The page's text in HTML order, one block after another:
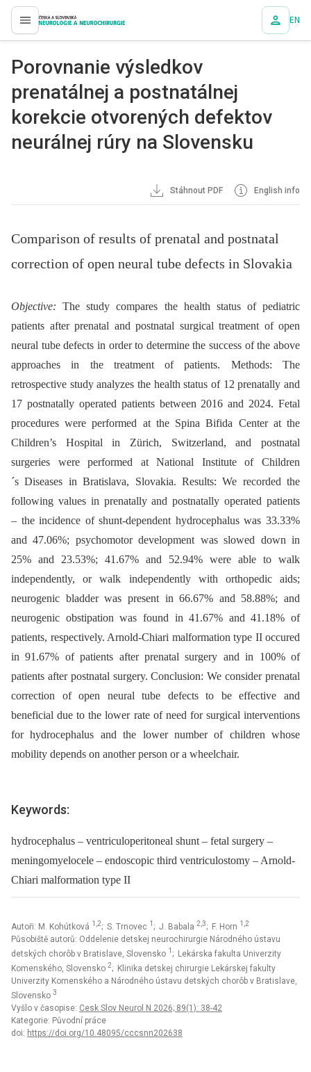
proLékaře.cz EN
Porovnanie výsledkov
prenatálnej a postnatálnej
korekcie otvorených defektov
neurálnej rúry na Slovensku
Stáhnout PDF English info
Comparison of results of prenatal and postnatal
correction of open neural tube defects in Slovakia
Objective:The study compares the health status of pediatric
patients after prenatal and postnatal surgical treatment of open
neural tube defects in order to determine the success of the above
approaches in the treatment of patients. Methods: The
retrospective study analyzes the health status of 12 prenatally and
17 postnatally operated patients between 2016 and 2024. Fetal
procedures were performed at the Spina Bifida Center at the
Children’s Hospital in Zürich, Switzerland, and postnatal
surgeries were performed at National Institute of Children
´s Diseases in Bratislava, Slovakia. Results: We recorded the
following values in prenatally and postnatally operated patients
–⁠ the incidence of shunt-dependent hydrocephalus was 33.33%
and 47.06%; psychomotor development was slowed down in
25% and 23.53%; 41.67% and 52.94% were able to walk
independently, or walk independently with orthopedic aids;
neurogenic bladder was present in 66.67% and 58.88%; and
neurogenic obstipation was found in 41.67% and 41.18% of
patients, respectively. Arnold-Chiari malformation type II occured
in 91.67% of patients after prenatal surgery and in 100% of
patients after postnatal surgery. Conclusion: We consider prenatal
correction of open neural tube defects to be effective and
beneficial due to the lower rate of need for surgical interventions
for hydrocephalus and the lower number of children whose
mobility depends on another person or a wheelchair.
Keywords:
hydrocephalus – ventriculoperitoneal shunt – fetal surgery –
meningomyelocele – endoscopic third ventriculostomy – Arnold-
Chiari malformation type II
Autoři: M. Kohútková 1,2; S. Trnovec 1 ; J. Babala 2,3; F. Horn 1,2
Působiště autorů: Oddelenie detskej neurochirurgie Národného ústavu
detských chorôb v Bratislave, Slovensko 1 ; Lekárska fakulta Univerzity
Komenského, Slovensko 2; Klinika detskej chirurgie Lekárskej fakulty
Univerzity Komenského a Národného ústavu detských chorôb v Bratislave,
Slovensko 3
Vyšlo v časopise: Cesk Slov Neurol N 2026; 89(1): 38-42
Kategorie: Původní práce
doi: https://doi.org/10.48095/cccsnn202638